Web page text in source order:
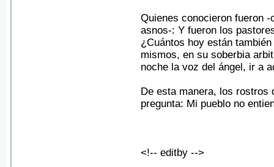
Quienes conocieron fueron
asnos-: Y fueron los
¿Cuántos hoy están
mismos, en su soberbia
noche la voz del ángel, ir a
De esta manera, los rostros
pregunta: Mi pueblo no
<!-- editby -->